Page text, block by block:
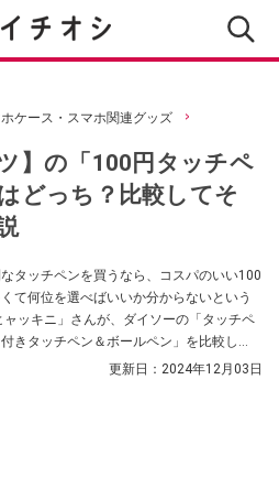
ケース・スマホ関連グッズ
】の「100円タッチペ
どっち？比較してそ
タッチペンを買うなら、コスパのいい100
て何位を選べばいいか分からないという
ッキニ」さんが、ダイソーの「タッチペ
きタッチペン＆ボールペン」を比較し
更新日： 2024年12月03日